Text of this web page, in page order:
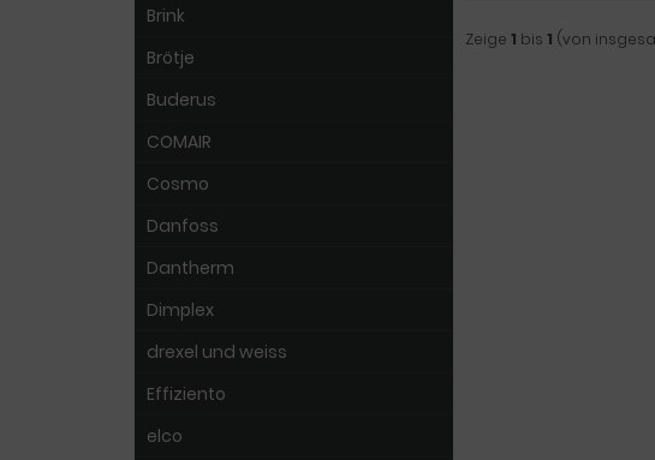
Zeige 1 bis 1 (von
Brink
Brötje
Buderus
COMAIR
Cosmo
Danfoss
Dantherm
Dimplex
drexel und weiss
Effiziento
elco